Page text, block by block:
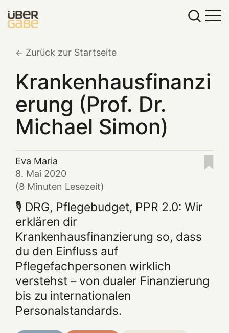
Zurück zur Startseite
Krankenhausfinanzi
erung (Prof. Dr.
Michael Simon)
Eva Maria
8. Mai 2020
(8 Minuten Lesezeit)
🎙️ DRG, Pflegebudget, PPR 2.0: Wir
erklären dir
Krankenhausfinanzierung so, dass
du den Einfluss auf
Pflegefachpersonen wirklich
verstehst – von dualer Finanzierung
bis zu internationalen
Personalstandards.